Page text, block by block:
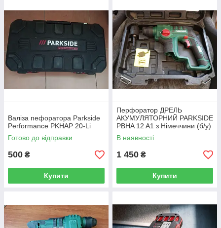
Валіза пефоратора Parkside
Performance PKHAP 20-Li
Готово до відправки
500 ₴
Купити
Перфоратор ДРЕЛЬ
АКУМУЛЯТОРНИЙ PARKSIDE
PBHA 12 A1 з Німеччини (б/у)
В наявності
1 450 ₴
Купити